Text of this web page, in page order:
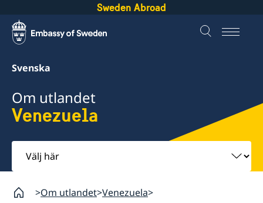
Sweden Abroad
Svenska
Om utlandet
Venezuela
Välj
här
Om utlandet Venezuela